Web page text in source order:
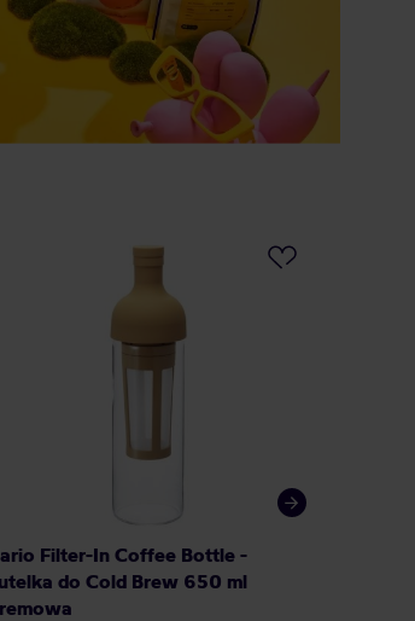
Filter-In Coffee Bottle -
do Cold Brew 650 ml